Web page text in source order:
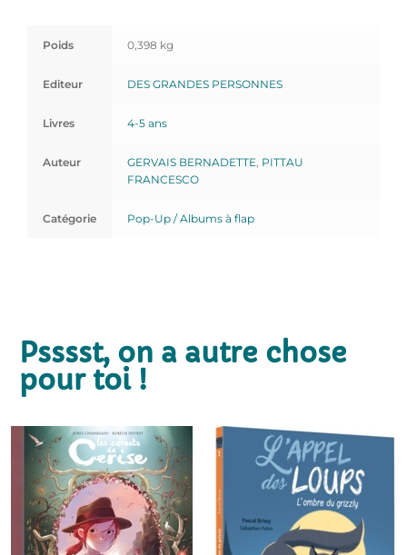
Poids 0,398 kg
Editeur DES GRANDES PERSONNES
Livres 4-5 ans
Auteur GERVAIS BERNADETTE PITTAU
FRANCESCO
Catégorie Pop-Up / Albums à flap
Psssst, on a autre chose
pour toi !